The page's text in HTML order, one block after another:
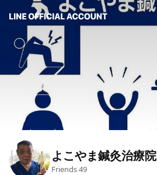
よこやま鍼灸治療院
Friends49